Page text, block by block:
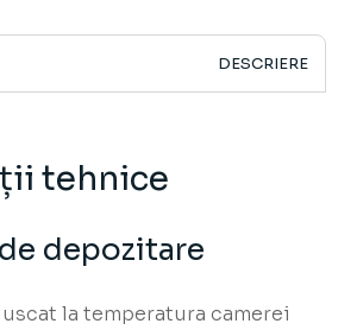
DESCRIERE
tehnice
depozitare
la temperatura camerei